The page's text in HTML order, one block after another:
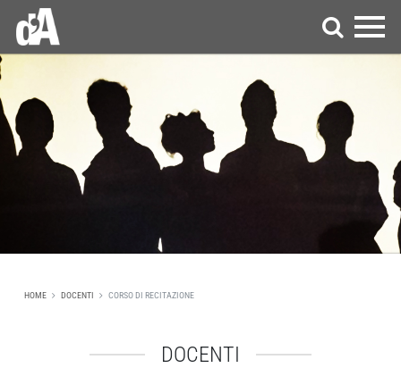
HOME DOCENTI CORSO DI RECITAZIONE
DOCENTI